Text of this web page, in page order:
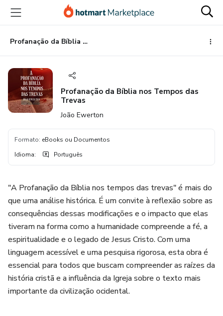
para
conteúdo
principal
para
pagamento
para
rodapé
Profanação da Bíblia nos Tempos das Trevas
Profanação da Bíblia nos Tempos das
Trevas
João Ewerton
Formato: eBooks ou Documentos
Idioma: Português
"A Profanação da Bíblia nos tempos das trevas" é mais do
que uma análise histórica. É um convite à reflexão sobre as
consequências dessas modificações e o impacto que elas
tiveram na forma como a humanidade compreende a fé, a
espiritualidade e o legado de Jesus Cristo. Com uma
linguagem acessível e uma pesquisa rigorosa, esta obra é
essencial para todos que buscam compreender as raízes da
história cristã e a influência da Igreja sobre o texto mais
importante da civilização ocidental.